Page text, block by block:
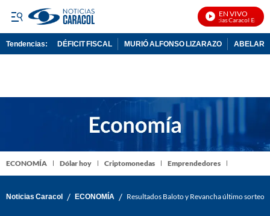
EN VIVO
Noticias Caracol En Vivo
Tendencias: DÉFICIT FISCAL MURIÓ ALFONSO LIZARAZO
ECONOMÍA Dólar hoy Criptomonedas Emprendedores
Noticias Caracol / ECONOMÍA / Resultados Baloto y Revancha último sorteo